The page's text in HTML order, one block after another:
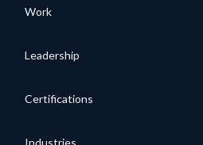
Work
Leadership
Certifications